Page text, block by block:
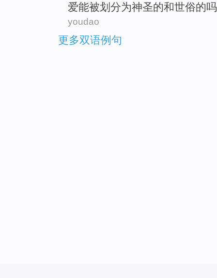
爱能被划分为神圣的和世俗的
youdao
更多双语例句